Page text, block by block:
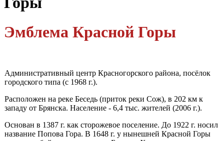
Эмблема Красной Горы
Административный центр Красногорского района, посёлок
городского типа (с 1968 г.).
Расположен на реке Беседь (приток реки Сож), в 202 км к
запа­ду от Брянска. Население - 6,4 тыс. жителей (2006 г.).
Основан в 1387 г. как сторожевое поселение. До 1922 г. носил
название Попова Гора. В 1648 г. у нынешней Красной Горы